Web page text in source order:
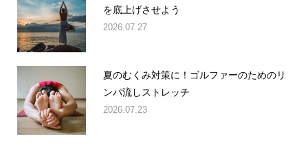
を底上げさせよう
2026.07.27
夏のむくみ対策に！ゴルファーのためのリ
ンパ流しストレッチ
2026.07.23